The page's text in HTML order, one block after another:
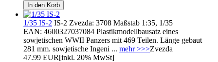
1/35 IS-2 IS-2 Zvezda: 3708 Maßstab 1:35, 1/35
EAN: 4600327037084 Plastikmodellbausatz eines
sowjetischen WWII Panzers mit 469 Teilen. Länge gebaut
281 mm. sowjetische Ingeni ... mehr >>>Zvezda
47.99 EUR[inkl. 20% MwSt]